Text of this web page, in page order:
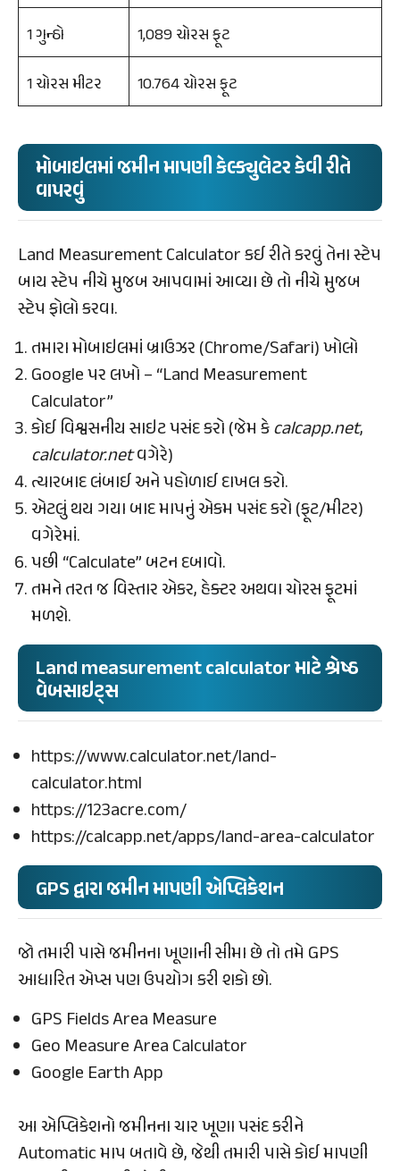
1 ગુન્ઠો
1,089 ચોરસ ફૂટ
1 ચોરસ મીટર
10.764 ચોરસ ફૂટ
મોબાઇલમાં જમીન માપણી કેલ્ક્યુલેટર કેવી રીતે
વાપરવું
Land Measurement Calculator કઈ રીતે કરવું તેના સ્ટેપ
બાય સ્ટેપ નીચે મુજબ આપવામાં આવ્યા છે તો નીચે મુજબ
સ્ટેપ ફોલો કરવા.
તમારા મોબાઇલમાં બ્રાઉઝર (Chrome/Safari) ખોલો
Google પર લખો – “Land Measurement
Calculator”
કોઈ વિશ્વસનીય સાઇટ પસંદ કરો (જેમ કેcalcapp.net,
calculator.netવગેરે)
ત્યારબાદ લંબાઈ અને પહોળાઈ દાખલ કરો.
એટલું થય ગયા બાદ માપનું એકમ પસંદ કરો (ફૂટ/મીટર)
વગેરેમાં.
પછી “Calculate” બટન દબાવો.
તમને તરત જ વિસ્તાર એકર, હેક્ટર અથવા ચોરસ ફૂટમાં
મળશે.
Land measurement calculator માટે શ્રેષ્ઠ
વેબસાઇટ્સ
https://www.calculator.net/land-
calculator.html
https://123acre.com/
https://calcapp.net/apps/land-area-calculator
GPS દ્વારા જમીન માપણી એપ્લિકેશન
જો તમારી પાસે જમીનના ખૂણાની સીમા છે તો તમે GPS
આધારિત એપ્સ પણ ઉપયોગ કરી શકો છો.
GPS Fields Area Measure
Geo Measure Area Calculator
Google Earth App
આ એપ્લિકેશનો જમીનના ચાર ખૂણા પસંદ કરીને
Automatic માપ બતાવે છે, જેથી તમારી પાસે કોઈ માપણી